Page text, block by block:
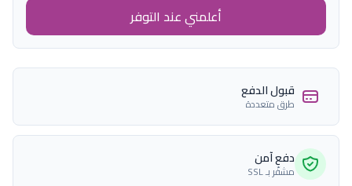
أعلمني عند التوفر
قبول الدفع
طرق متعددة
دفع آمن
مشفّر بـ SSL